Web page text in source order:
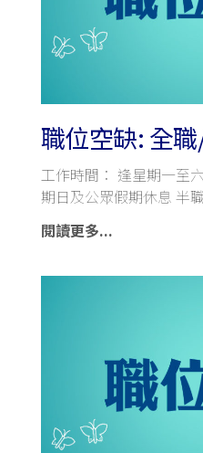
職位空缺: 全
工作時間： 逢星期一至
期日及公眾假期休息 半
閱讀更多...